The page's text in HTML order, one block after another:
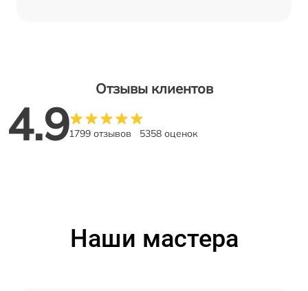
Отзывы клиентов
4.91799 отзывов 5358 оценок
Наши мастера